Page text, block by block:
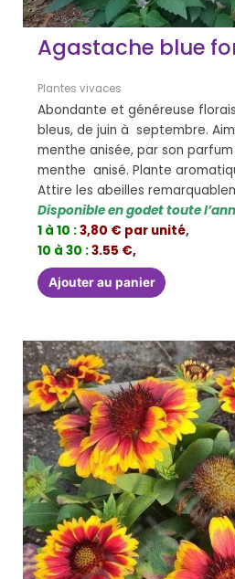
Agastache blue
Plantes vivaces
Abondante et généreuse
bleus, de juin à septembre.
menthe anisée, par son
menthe anisé. Plante
Attire les abeilles
Disponible en godet toute
1 à 10 :3,80 € par unité,
10 à 30 :3.55 €,
Ajouter au panier